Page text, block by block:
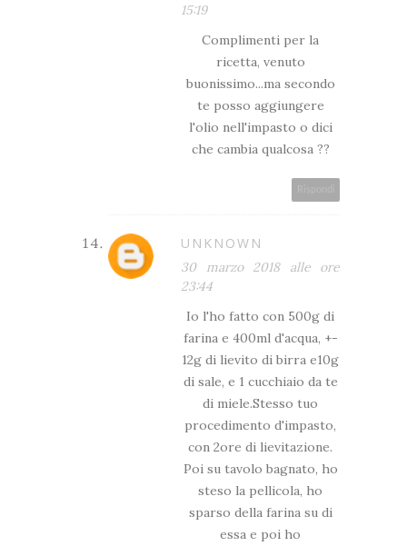
15:19
Complimenti per la
ricetta, venuto
buonissimo...ma secondo
te posso aggiungere
l'olio nell'impasto o dici
che cambia qualcosa ??
UNKNOWN
30 marzo 2018 alle ore
23:44
Io l'ho fatto con 500g di
farina e 400ml d'acqua, +-
12g di lievito di birra e10g
di sale, e 1 cucchiaio da te
di miele.Stesso tuo
procedimento d'impasto,
con 2ore di lievitazione.
Poi su tavolo bagnato, ho
steso la pellicola, ho
sparso della farina su di
essa e poi ho